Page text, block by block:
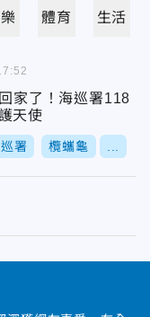
體育 生活
家了！海巡署118
天使
署 欖蠵龜